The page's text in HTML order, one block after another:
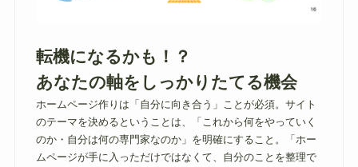
転機になるかも！？
あなたの軸をしっかりたてる機会
ホームページ作りは「自分に向き合う」ことが必須。サイト
のテーマを決めるということは、「これから何をやっていく
のか・自分は何の専門家なのか」を明確にすること。「ホー
ムページが手に入っただけではなくて、自分のことを整理で